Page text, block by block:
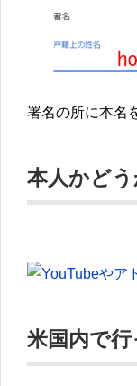
署名の所に本名
本人かど
米国内で